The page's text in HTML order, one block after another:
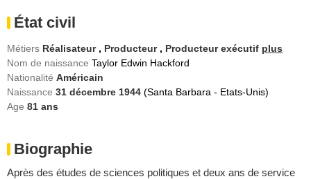
État civil
Métiers Réalisateur , Producteur , Producteur exécutif plus
Nom de naissance Taylor Edwin Hackford
Nationalité Américain
Naissance 31 décembre 1944 (Santa Barbara - Etats-Unis)
Age 81 ans
Biographie
Après des études de sciences politiques et deux ans de service